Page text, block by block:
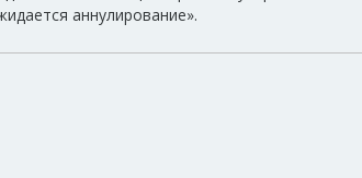
аннулирование».